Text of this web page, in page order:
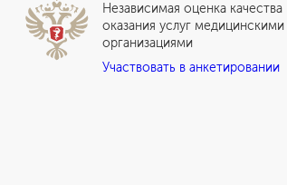
Независимая оценка качества
оказания услуг медицинскими
организациями
Участвовать в анкетировании